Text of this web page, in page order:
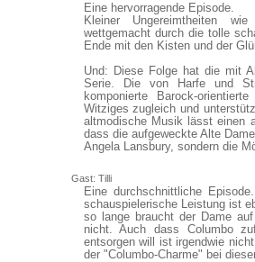
Eine hervorragende Episode.
Kleiner Ungereimtheiten
wettgemacht durch die tolle
Ende mit den Kisten und der
Und: Diese Folge hat die mit
Serie. Die von Harfe und
komponierte Barock-
Witziges zugleich und
altmodische Musik lässt einen
dass die aufgeweckte Alte
Angela Lansbury, sondern die
Gast: Tilli
Eine durchschnittliche
schauspielerische Leistung ist
so lange braucht der Dame
nicht. Auch dass Columbo
entsorgen will ist irgendwie
der "Columbo-Charme" bei